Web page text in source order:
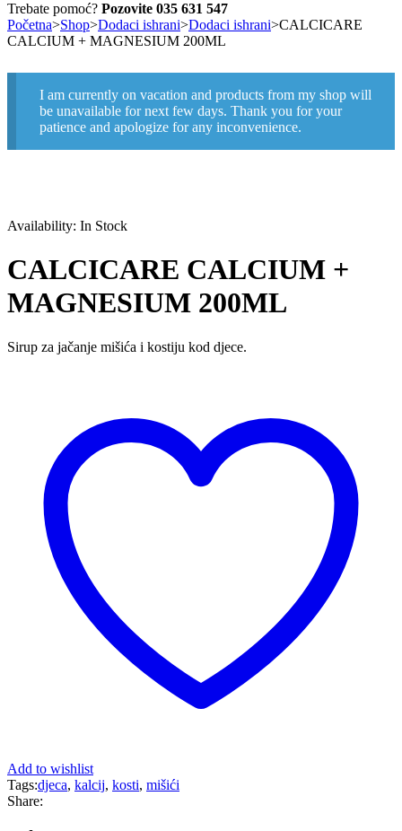
Trebate pomoć? Pozovite 035 631 547
Početna>Shop>Dodaci ishrani>Dodaci ishrani>CALCICARE
CALCIUM + MAGNESIUM 200ML
I am currently on vacation and products from my shop will
be unavailable for next few days. Thank you for your
patience and apologize for any inconvenience.
Availability: In Stock
CALCICARE CALCIUM +
MAGNESIUM 200ML
Sirup za jačanje mišića i kostiju kod djece.
Add to wishlist
Tags:djeca, kalcij, kosti, mišići
Share: